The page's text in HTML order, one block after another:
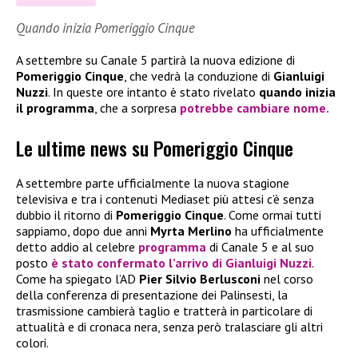
Quando inizia Pomeriggio Cinque
A settembre su Canale 5 partirà la nuova edizione di
Pomeriggio Cinque, che vedrà la conduzione di Gianluigi
Nuzzi. In queste ore intanto è stato rivelato quando inizia
il programma, che a sorpresa potrebbe cambiare nome.
Le ultime news su Pomeriggio Cinque
A settembre parte ufficialmente la nuova stagione
televisiva e tra i contenuti Mediaset più attesi c’è senza
dubbio il ritorno di Pomeriggio Cinque. Come ormai tutti
sappiamo, dopo due anni Myrta Merlino ha ufficialmente
detto addio al celebre programma di Canale 5 e al suo
posto è stato confermato l’arrivo di Gianluigi Nuzzi.
Come ha spiegato l’AD Pier Silvio Berlusconi nel corso
della conferenza di presentazione dei Palinsesti, la
trasmissione cambierà taglio e tratterà in particolare di
attualità e di cronaca nera, senza però tralasciare gli altri
colori.